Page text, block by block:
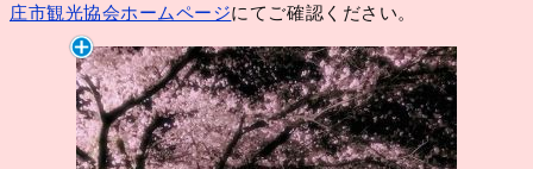
庄市観光協会ホームページにてご確認ください。